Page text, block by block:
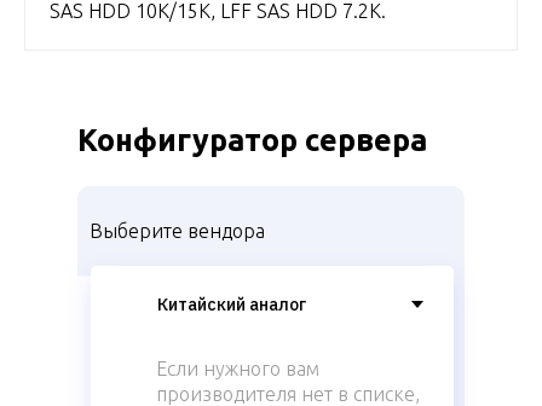
SAS HDD 10K/15K, LFF SAS HDD 7.2K.
Выберите вендора
Если нужного вам
производителя нет в списке,
Конфигуратор сервера